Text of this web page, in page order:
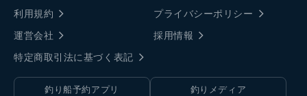
利用規約
プライバシーポリシー
運営会社
採用情報
特定商取引法に基づく表記
釣り船予約アプリ
釣りメディア